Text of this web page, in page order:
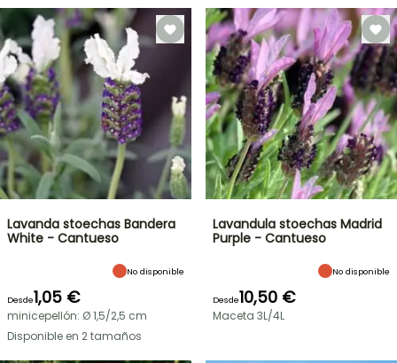
Lavanda stoechas Bandera
White - Cantueso
No disponible
Desde1,05 €
minicepellón: Ø 1,5/2,5 cm
Disponible en 2 tamaños
Lavandula stoechas Madrid
Purple - Cantueso
No disponible
Desde10,50 €
Maceta 3L/4L